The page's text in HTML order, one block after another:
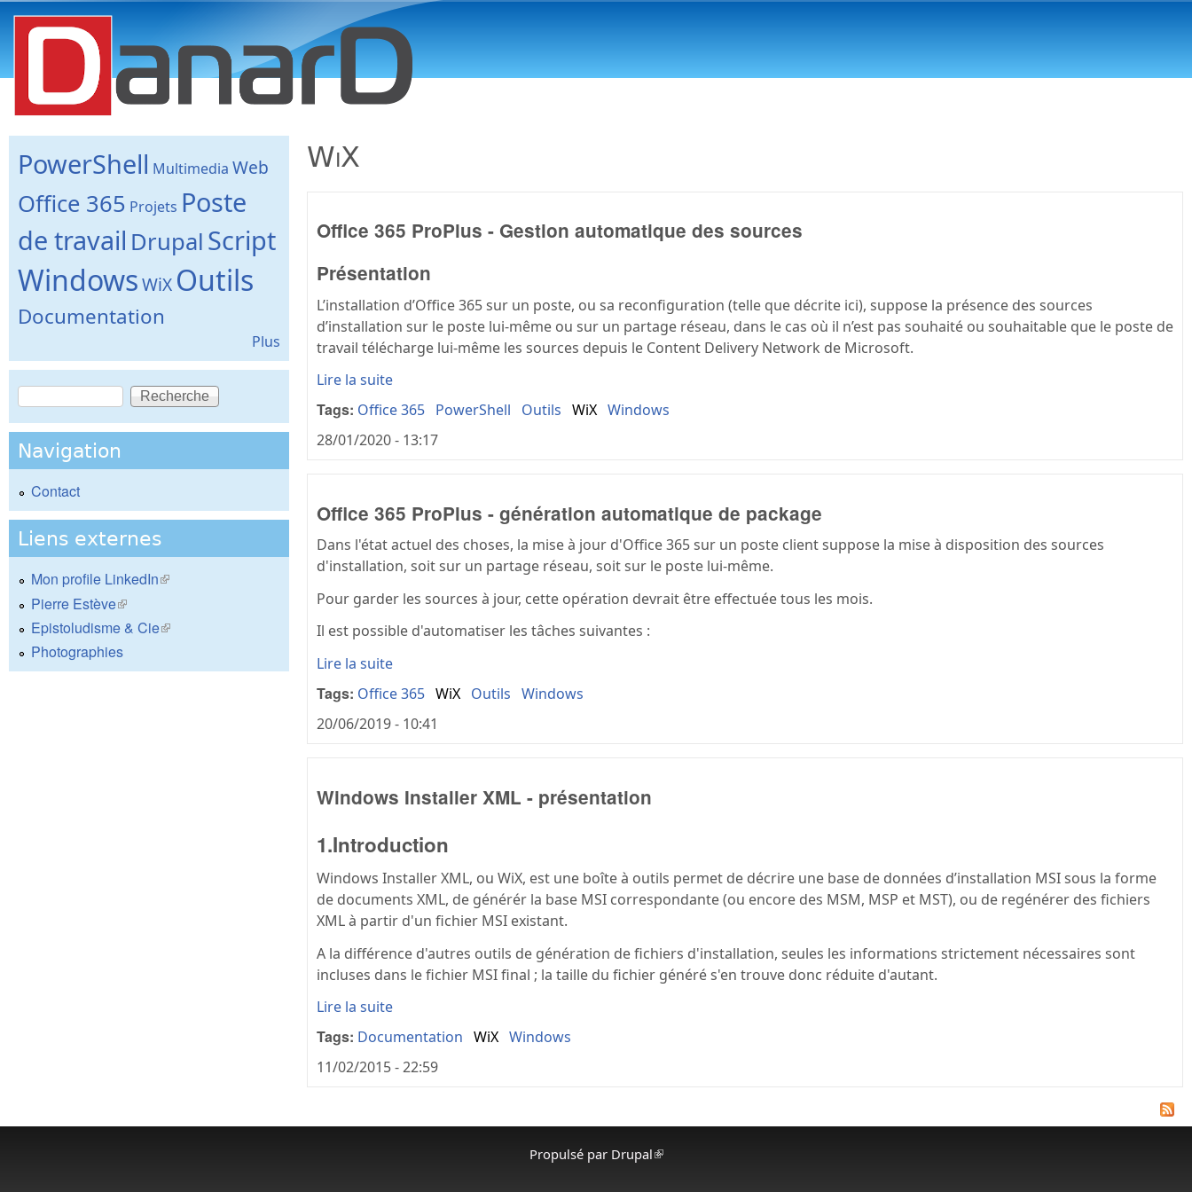
danard.net
WiX
Office 365 ProPlus - Gestion automatique des sources
Présentation
L’installation d’Office 365 sur un poste, ou sa reconfiguration (telle que décrite ici), suppose la présence des sources
d’installation sur le poste lui-même ou sur un partage réseau, dans le cas où il n’est pas souhaité ou souhaitable que le poste de
travail télécharge lui-même les sources depuis le Content Delivery Network de Microsoft.
Lire la suite
Tags: Office 365 PowerShell Outils WiX Windows
28/01/2020 - 13:17
Office 365 ProPlus - génération automatique de package
Dans l'état actuel des choses, la mise à jour d'Office 365 sur un poste client suppose la mise à disposition des sources
d'installation, soit sur un partage réseau, soit sur le poste lui-même.
Pour garder les sources à jour, cette opération devrait être effectuée tous les mois.
Il est possible d'automatiser les tâches suivantes :
Lire la suite
Tags: Office 365 WiX Outils Windows
20/06/2019 - 10:41
Windows Installer XML - présentation
1.Introduction
Windows Installer XML, ou WiX, est une boîte à outils permet de décrire une base de données d’installation MSI sous la forme
de documents XML, de générér la base MSI correspondante (ou encore des MSM, MSP et MST), ou de regénérer des fichiers
XML à partir d'un fichier MSI existant.
A la différence d'autres outils de génération de fichiers d'installation, seules les informations strictement nécessaires sont
incluses dans le fichier MSI final ; la taille du fichier généré s'en trouve donc réduite d'autant.
Lire la suite
Tags: Documentation WiX Windows
11/02/2015 - 22:59
PowerShell Multimedia Web
Office 365 Projets Poste
de travail Drupal Script
WindowsWiX Outils
Documentation
Plus
Formulaire de recherche
Recherche
Navigation
Contact
Liens externes
Mon profile LinkedIn(le lien est externe)
Pierre Estève(le lien est externe)
Epistoludisme & Cie(le lien est externe)
Photographies
Propulsé par Drupal(le lien est externe)